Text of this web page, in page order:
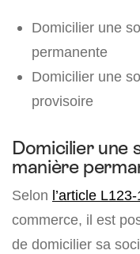
Domicilier une
permanente
Domicilier une
provisoire
Domicilier une
manière
Selon l’article
commerce, il est
de domicilier sa